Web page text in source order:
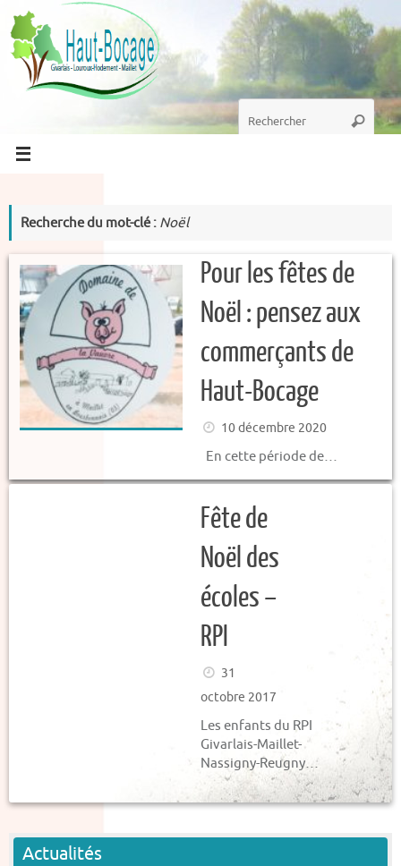
Passer
au
contenu
Recherche
pour
Recherche du mot-clé : Noël
Pour les fêtes de
Noël : pensez aux
commerçants de
Haut-Bocage
10 décembre 2020
En cette période de…
Fête de
Noël des
écoles –
RPI
31
octobre 2017
Les enfants du RPI
Givarlais-Maillet-
Nassigny-Reugny…
Actualités